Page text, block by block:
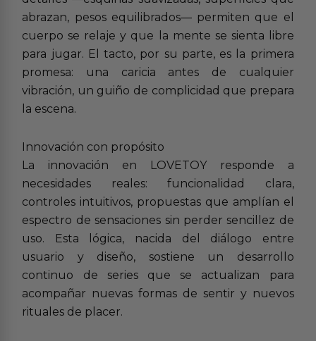
abrazan, pesos equilibrados— permiten que el
cuerpo se relaje y que la mente se sienta libre
para jugar. El tacto, por su parte, es la primera
promesa: una caricia antes de cualquier
vibración, un guiño de complicidad que prepara
la escena.
Innovación con propósito
La innovación en LOVETOY responde a
necesidades reales: funcionalidad clara,
controles intuitivos, propuestas que amplían el
espectro de sensaciones sin perder sencillez de
uso. Esta lógica, nacida del diálogo entre
usuario y diseño, sostiene un desarrollo
continuo de series que se actualizan para
acompañar nuevas formas de sentir y nuevos
rituales de placer.